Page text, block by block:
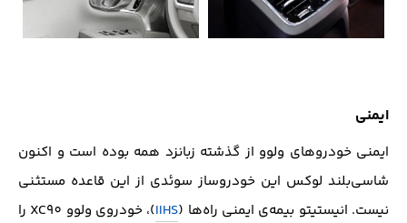
ایمنی
ایمنی خودروهای ولوو از گذشته زبانزد همه بوده است و اکنون
شاسی‌بلند لوکس این خودروساز سوئدی از این قاعده مستثنی
نیست. انیستیتو بیمه‌ی ایمنی راه‌ها (IIHS
)، خودروی ولوو XC90 را